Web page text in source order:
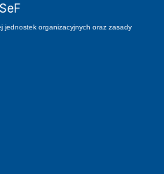
jednostek organizacyjnych oraz zasady